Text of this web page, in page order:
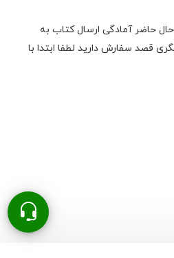
حاضر آمادگی ارسال کتاب به
قصد سفارش دارید لطفا ابتدا با